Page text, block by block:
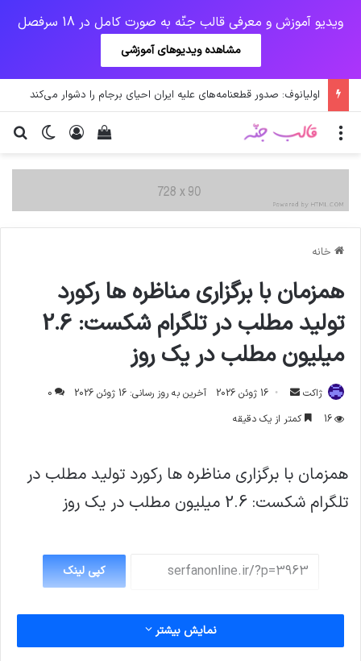
ویدیو آموزش و معرفی قالب جنّه به صورت کامل در 18 سرفصل
مشاهده ویدیوهای آموزشی
اولیانوف: صدور قطعنامه‌های علیه ایران احیای برجام را دشوار می‌کند
تغییر ورود
دیدن سبد خرید منو
خانه
همزمان با برگزاری مناظره ها رکورد
تولید مطلب در تلگرام شکست: 2.6
میلیون مطلب در یک روز
ژاکت
ارسال
ایمیل
16 ژوئن 2026 آخرین به روز رسانی: 16 ژوئن 2026
0
16
کمتر از یک دقیقه
همزمان با برگزاری مناظره ها رکورد تولید مطلب در
تلگرام شکست: 2.6 میلیون مطلب در یک روز
کپی لینک
نمایش بیشتر